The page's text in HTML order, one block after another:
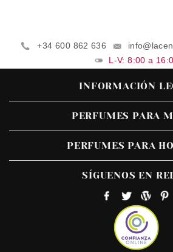
+34 600 862 636
L-V: 8:00 a
INFORMACIÓN
PERFUMES PARA
PERFUMES PARA
SÍGUENOS EN